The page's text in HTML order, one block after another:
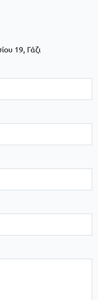
19, Γάζι